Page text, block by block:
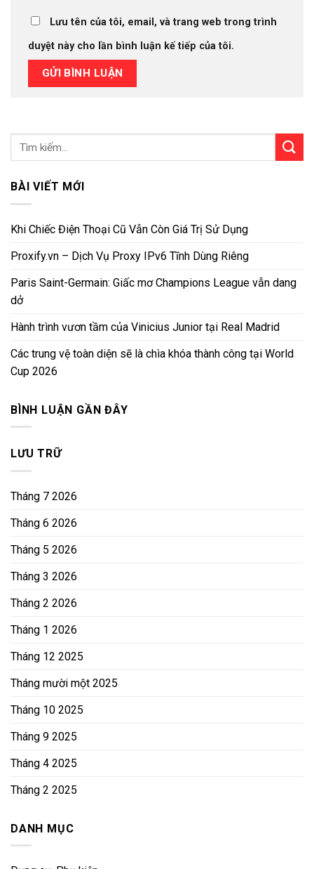
Lưu tên của tôi, email, và trang web trong trình
duyệt này cho lần bình luận kế tiếp của tôi.
BÀI VIẾT MỚI
Khi Chiếc Điện Thoại Cũ Vẫn Còn Giá Trị Sử Dụng
Proxify.vn – Dịch Vụ Proxy IPv6 Tĩnh Dùng Riêng
Paris Saint-Germain: Giấc mơ Champions League vẫn dang
dở
Hành trình vươn tầm của Vinicius Junior tại Real Madrid
Các trung vệ toàn diện sẽ là chìa khóa thành công tại World
Cup 2026
BÌNH LUẬN GẦN ĐÂY
LƯU TRỮ
Tháng 7 2026
Tháng 6 2026
Tháng 5 2026
Tháng 3 2026
Tháng 2 2026
Tháng 1 2026
Tháng 12 2025
Tháng mười một 2025
Tháng 10 2025
Tháng 9 2025
Tháng 4 2025
Tháng 2 2025
DANH MỤC